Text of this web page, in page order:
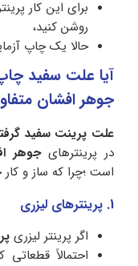
روشن کنید،
حالا یک چاپ
آیا علت سفید
جوهر افشان
علت پرینت سفید
در پرینترهایجوهر
است ؛چرا که ساز و
1. پرینترهای لیزری
اگر پرینتر لیزری
احتمالاً